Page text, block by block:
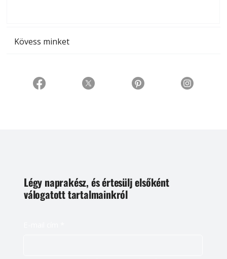
Kövess minket
Légy naprakész, és értesülj elsőként
válogatott tartalmainkról